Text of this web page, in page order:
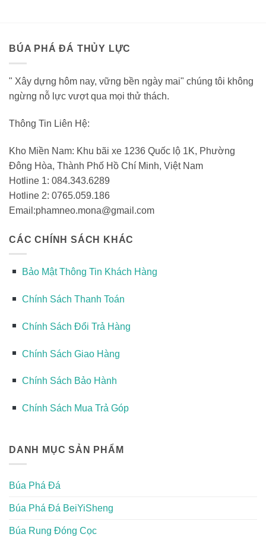
BÚA PHÁ ĐÁ THỦY LỰC
" Xây dựng hôm nay, vững bền ngày mai" chúng tôi không
ngừng nỗ lực vượt qua mọi thử thách.
Thông Tin Liên Hệ:
Kho Miền Nam: Khu bãi xe 1236 Quốc lộ 1K, Phường
Đông Hòa, Thành Phố Hồ Chí Minh, Việt Nam
Hotline 1: 084.343.6289
Hotline 2: 0765.059.186
Email:phamneo.mona@gmail.com
CÁC CHÍNH SÁCH KHÁC
Bảo Mật Thông Tin Khách Hàng
Chính Sách Thanh Toán
Chính Sách Đổi Trả Hàng
Chính Sách Giao Hàng
Chính Sách Bảo Hành
Chính Sách Mua Trả Góp
DANH MỤC SẢN PHẨM
Búa Phá Đá
Búa Phá Đá BeiYiSheng
Búa Rung Đóng Cọc